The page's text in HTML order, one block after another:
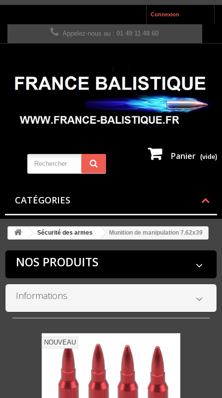
Connexion
Appelez-nous au : 01 49 11 48 60
Panier (vide)
CATÉGORIES
Sécurité des armes Munition de manipulation 7.62x39
NOS PRODUITS
Informations
NOUVEAU